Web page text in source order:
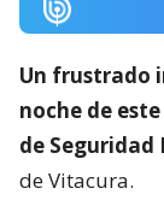
Un frustrado
noche de
de Seguridad
de Vitacura.